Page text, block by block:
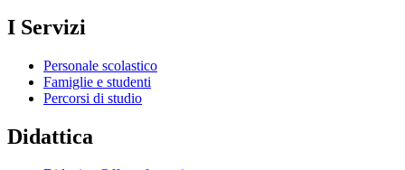
I Servizi
Personale scolastico
Famiglie e studenti
Percorsi di studio
Didattica